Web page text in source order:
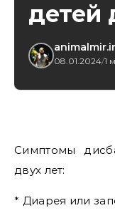
детей
08.01.2024/1
Симптомы
двух лет:
* Диарея или